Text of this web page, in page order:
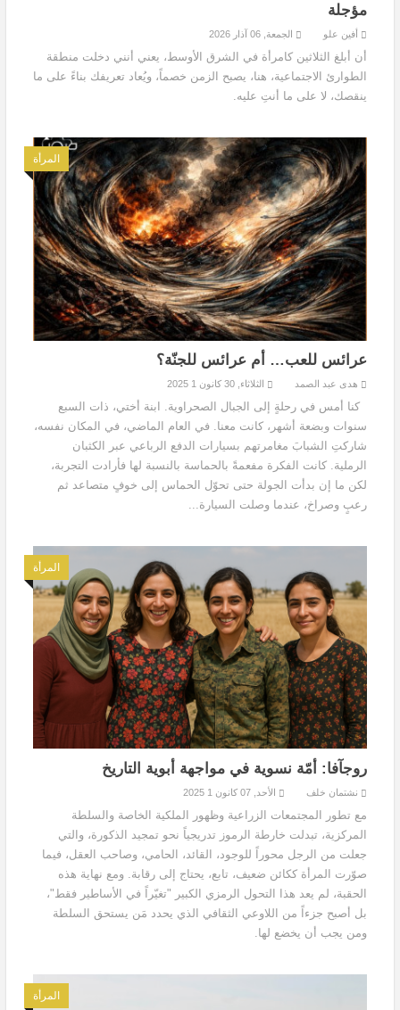
مؤجلة
أفين علو الجمعة, 06 آذار 2026
أن أبلغ الثلاثين كامرأة في الشرق الأوسط، يعني أنني دخلت منطقة
الطوارئ الاجتماعية، هنا، يصبح الزمن خصماً، ويُعاد تعريفك بناءً على ما
ينقصك، لا على ما أنتِ عليه.
المرأة
عرائس للعب… أم عرائس للجنّة؟
هدى عبد الصمد الثلاثاء, 30 كانون 1 2025
كنا أمس في رحلةٍ إلى الجبال الصحراوية. ابنة أختي، ذات السبع
سنوات وبضعة أشهر، كانت معنا. في العام الماضي، في المكان نفسه،
شاركتِ الشبابَ مغامرتهم بسيارات الدفع الرباعي عبر الكثبان
الرملية. كانت الفكرة مفعمةً بالحماسة بالنسبة لها فأرادت التجربة،
لكن ما إن بدأت الجولة حتى تحوّل الحماس إلى خوفٍ متصاعد ثم
رعبٍ وصراخ، عندما وصلت السيارة...
المرأة
روجآفا: أمّة نسوية في مواجهة أبوية التاريخ
نشتمان خلف الأحد, 07 كانون 1 2025
مع تطور المجتمعات الزراعية وظهور الملكية الخاصة والسلطة
المركزية، تبدلت خارطة الرموز تدريجياً نحو تمجيد الذكورة، والتي
جعلت من الرجل محوراً للوجود، القائد، الحامي، وصاحب العقل، فيما
صوّرت المرأة ككائن ضعيف، تابع، يحتاج إلى رقابة. ومع نهاية هذه
الحقبة، لم يعد هذا التحول الرمزي الكبير "تغيّراً في الأساطير فقط"،
بل أصبح جزءاً من اللاوعي الثقافي الذي يحدد مَن يستحق السلطة
ومن يجب أن يخضع لها.
المرأة